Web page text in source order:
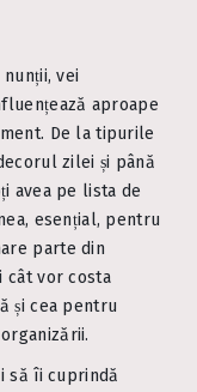
vei
aproape
De la tipurile
zilei și până
avea pe lista de
esențial, pentru
parte din
cât vor costa
și cea pentru
să îi cuprindă